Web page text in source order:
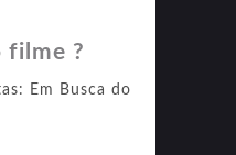
filme ?
Em Busca do